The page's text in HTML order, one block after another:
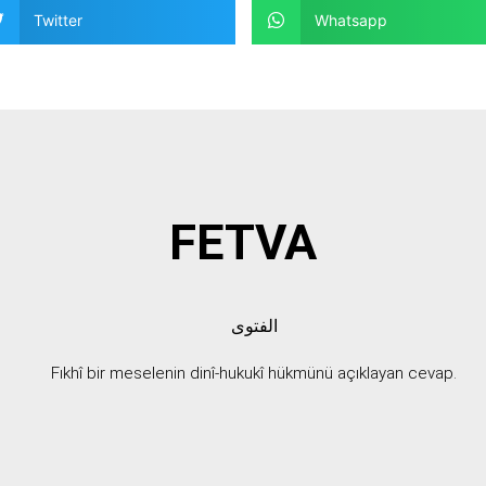
Twitter Whatsapp
FETVA
الفتوى
Fıkhî bir meselenin dinî-hukukî hükmünü açıklayan cevap.